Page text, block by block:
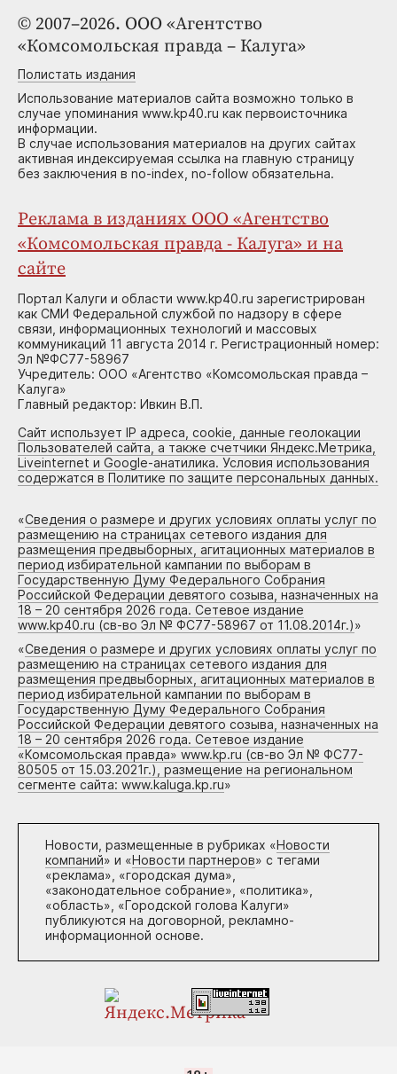
© 2007–2026. ООО «Агентство
«Комсомольская правда – Калуга»
Полистать издания
Использование материалов сайта возможно только в
случае упоминания www.kp40.ru как первоисточника
информации.
В случае использования материалов на других сайтах
активная индексируемая ссылка на главную страницу
без заключения в no-index, no-follow обязательна.
Реклама в изданиях ООО «Агентство
«Комсомольская правда - Калуга» и на
сайте
Портал Калуги и области www.kp40.ru зарегистрирован
как СМИ Федеральной службой по надзору в сфере
связи, информационных технологий и массовых
коммуникаций 11 августа 2014 г. Регистрационный номер:
Эл №ФС77-58967
Учредитель: ООО «Агентство «Комсомольская правда –
Калуга»
Главный редактор: Ивкин В.П.
Сайт использует IP адреса, cookie, данные геолокации
Пользователей сайта, а также счетчики Яндекс.Метрика,
Liveinternet и Google-анатилика. Условия использования
содержатся в Политике по защите персональных данных.
«Сведения о размере и других условиях оплаты услуг по
размещению на страницах сетевого издания для
размещения предвыборных, агитационных материалов в
период избирательной кампании по выборам в
Государственную Думу Федерального Собрания
Российской Федерации девятого созыва, назначенных на
18 – 20 сентября 2026 года. Сетевое издание
www.kp40.ru (св-во Эл № ФС77-58967 от 11.08.2014г.)»
«Сведения о размере и других условиях оплаты услуг по
размещению на страницах сетевого издания для
размещения предвыборных, агитационных материалов в
период избирательной кампании по выборам в
Государственную Думу Федерального Собрания
Российской Федерации девятого созыва, назначенных на
18 – 20 сентября 2026 года. Сетевое издание
«Комсомольская правда» www.kp.ru (св-во Эл № ФС77-
80505 от 15.03.2021г.), размещение на региональном
сегменте сайта: www.kaluga.kp.ru»
Новости, размещенные в рубриках «Новости
компаний» и «Новости партнеров» с тегами
«реклама», «городская дума»,
«законодательное собрание», «политика»,
«область», «Городской голова Калуги»
публикуются на договорной, рекламно-
информационной основе.